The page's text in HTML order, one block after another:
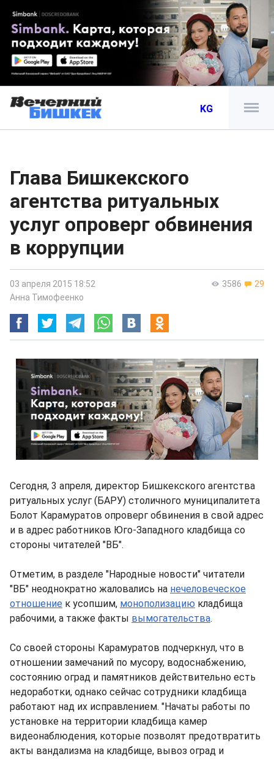
KG
Глава Бишкекского
агентства ритуальных
услуг опроверг обвинения
в коррупции
3586 29
03 апреля 2015 18:52
Анна Тимофеенко
Сегодня, 3 апреля, директор Бишкекского агентства
ритуальных услуг (БАРУ) столичного муниципалитета
Болот Карамуратов опроверг обвинения в свой адрес
и в адрес работников Юго-Западного кладбища со
стороны читателей "ВБ".
Отметим, в разделе "Народные новости" читатели
"ВБ" неоднократно жаловались на нечеловеческое
отношение к усопшим, монополизацию кладбища
рабочими, а также факты вымогательства.
Со своей стороны Карамуратов подчеркнул, что в
отношении замечаний по мусору, водоснабжению,
состоянию оград и памятников действительно есть
недоработки, однако сейчас сотрудники кладбища
работают над их исправлением. "Начаты работы по
установке на территории кладбища камер
видеонаблюдения, которые позволят предотвратить
акты вандализма на кладбище, вывоз оград и